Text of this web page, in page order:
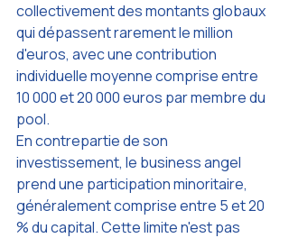
collectivement des montants globaux
qui dépassent rarement le million
d'euros, avec une contribution
individuelle moyenne comprise entre
10 000 et 20 000 euros par membre du
pool.
En contrepartie de son
investissement, le business angel
prend une participation minoritaire,
généralement comprise entre 5 et 20
% du capital. Cette limite n'est pas